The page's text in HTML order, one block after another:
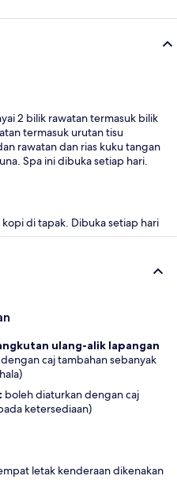
2 bilik rawatan termasuk bilik
termasuk urutan tisu
rawatan dan rias kuku tangan
Spa ini dibuka setiap hari.
kopi di tapak. Dibuka setiap hari
ulang-alik lapangan
caj tambahan sebanyak
boleh diaturkan dengan caj
ketersediaan)
letak kenderaan dikenakan